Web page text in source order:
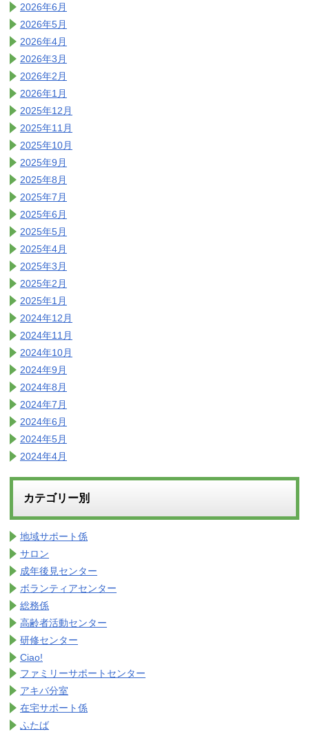
2026年6月
2026年5月
2026年4月
2026年3月
2026年2月
2026年1月
2025年12月
2025年11月
2025年10月
2025年9月
2025年8月
2025年7月
2025年6月
2025年5月
2025年4月
2025年3月
2025年2月
2025年1月
2024年12月
2024年11月
2024年10月
2024年9月
2024年8月
2024年7月
2024年6月
2024年5月
2024年4月
カテゴリー別
地域サポート係
サロン
成年後見センター
ボランティアセンター
総務係
高齢者活動センター
研修センター
Ciao!
ファミリーサポートセンター
アキバ分室
在宅サポート係
ふたば